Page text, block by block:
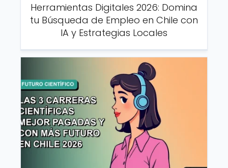
Herramientas Digitales 2026: Domina
tu Búsqueda de Empleo en Chile con
IA y Estrategias Locales